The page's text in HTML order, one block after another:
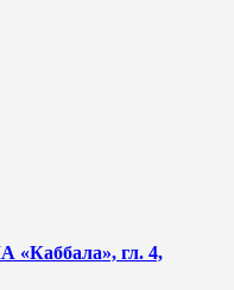
гл. 4,